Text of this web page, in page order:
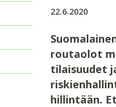
22.6.2020
routaolot
tilaisuudet
hillintään.